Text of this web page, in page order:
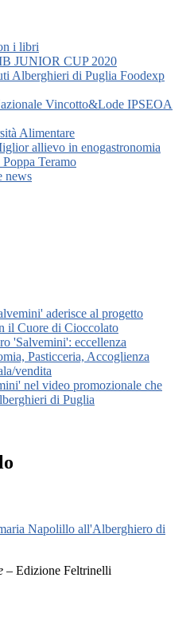
i libri
JUNIOR CUP 2020
Alberghieri di Puglia Foodexp
Vincotto&Lode IPSEOA
Alimentare
allievo in enogastronomia
Teramo
news
aderisce al progetto
il Cuore di Cioccolato
'Salvemini': eccellenza
Pasticceria, Accoglienza
vendita
nel video promozionale che
di Puglia
Napolillo all'Alberghiero di
– Edizione Feltrinelli